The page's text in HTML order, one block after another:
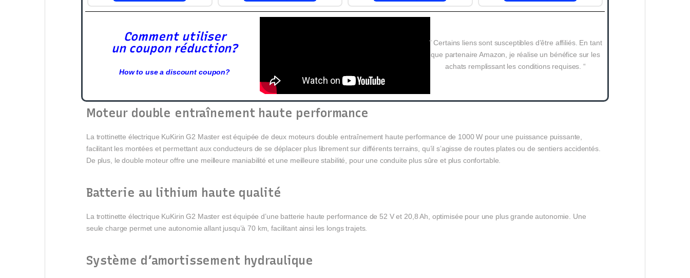
Comment utiliser
un coupon réduction?
How to use a discount coupon?
” Certains liens sont susceptibles d’être affiliés. En tant
que partenaire Amazon, je réalise un bénéfice sur les
achats remplissant les conditions requises. “
Moteur double entraînement haute performance
La trottinette électrique KuKirin G2 Master est équipée de deux moteurs double entraînement haute performance de 1000 W pour une puissance puissante,
facilitant les montées et permettant aux conducteurs de se déplacer plus librement sur différents terrains, qu’il s’agisse de routes plates ou de sentiers accidentés.
De plus, le double moteur offre une meilleure maniabilité et une meilleure stabilité, pour une conduite plus sûre et plus confortable.
Batterie au lithium haute qualité
La trottinette électrique KuKirin G2 Master est équipée d’une batterie haute performance de 52 V et 20,8 Ah, optimisée pour une plus grande autonomie. Une
seule charge permet une autonomie allant jusqu’à 70 km, facilitant ainsi les longs trajets.
Système d’amortissement hydraulique